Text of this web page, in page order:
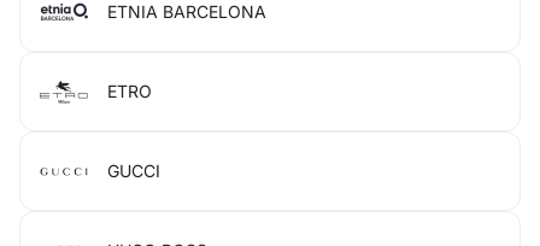
ETNIA BARCELONA
ETRO
GUCCI